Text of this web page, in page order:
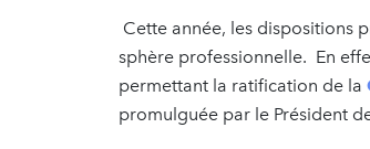
Cette année, les dispositions
sphère professionnelle. En
permettant la ratification de la
promulguée par le Président